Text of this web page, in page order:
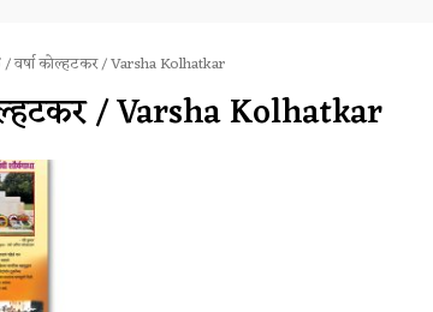
/ वर्षा कोल्हटकर / Varsha Kolhatkar
/ Varsha Kolhatkar